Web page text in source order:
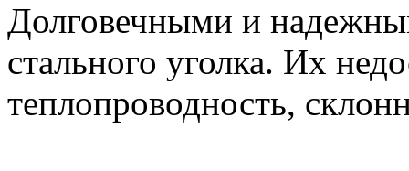
Долговечными и
стального уголка. Их
теплопроводность,